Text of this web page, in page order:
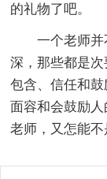
的礼物了吧。
一个老师
深，那些都是次
包含、信任和
面容和会鼓励
老师，又怎能